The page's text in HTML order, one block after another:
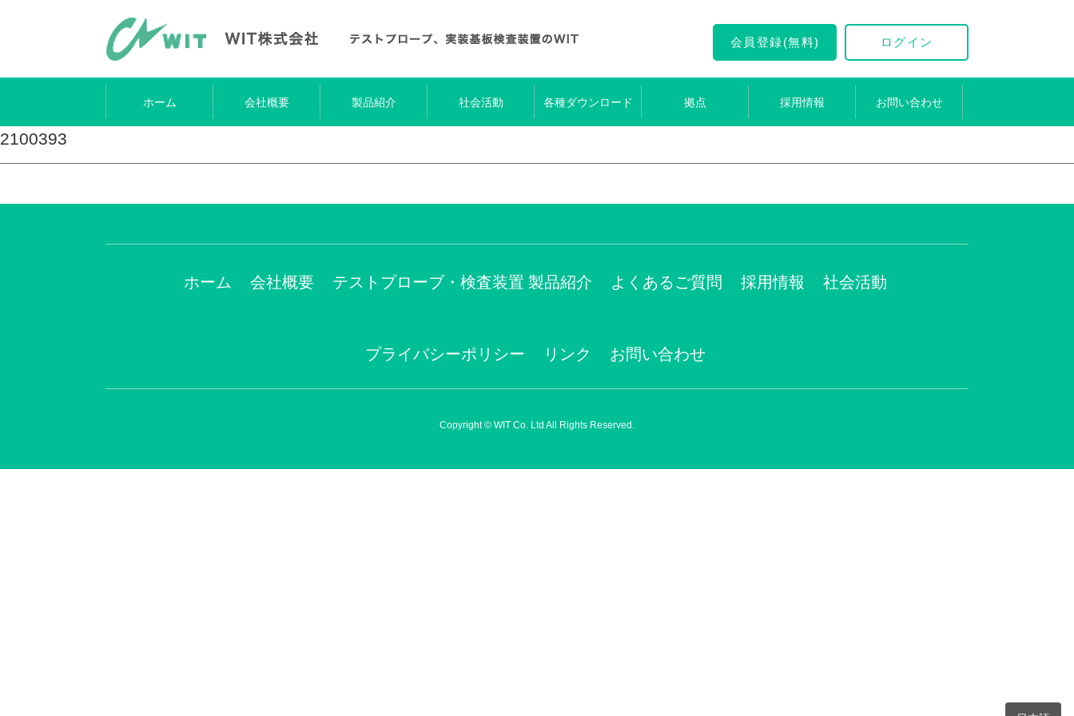
会員登録(無料) ログイン
ホーム 会社概要 製品紹介 社会活動 各種ダウンロード 拠点 採用情報 お問い合わせ
2100393
ホーム 会社概要 テストプローブ・検査装置 製品紹介 よくあるご質問 採用情報 社会活動
プライバシーポリシー リンク お問い合わせ
Copyright © WIT Co. Ltd All Rights Reserved.